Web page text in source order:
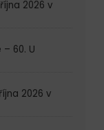
2026 v
60. U
2026 v